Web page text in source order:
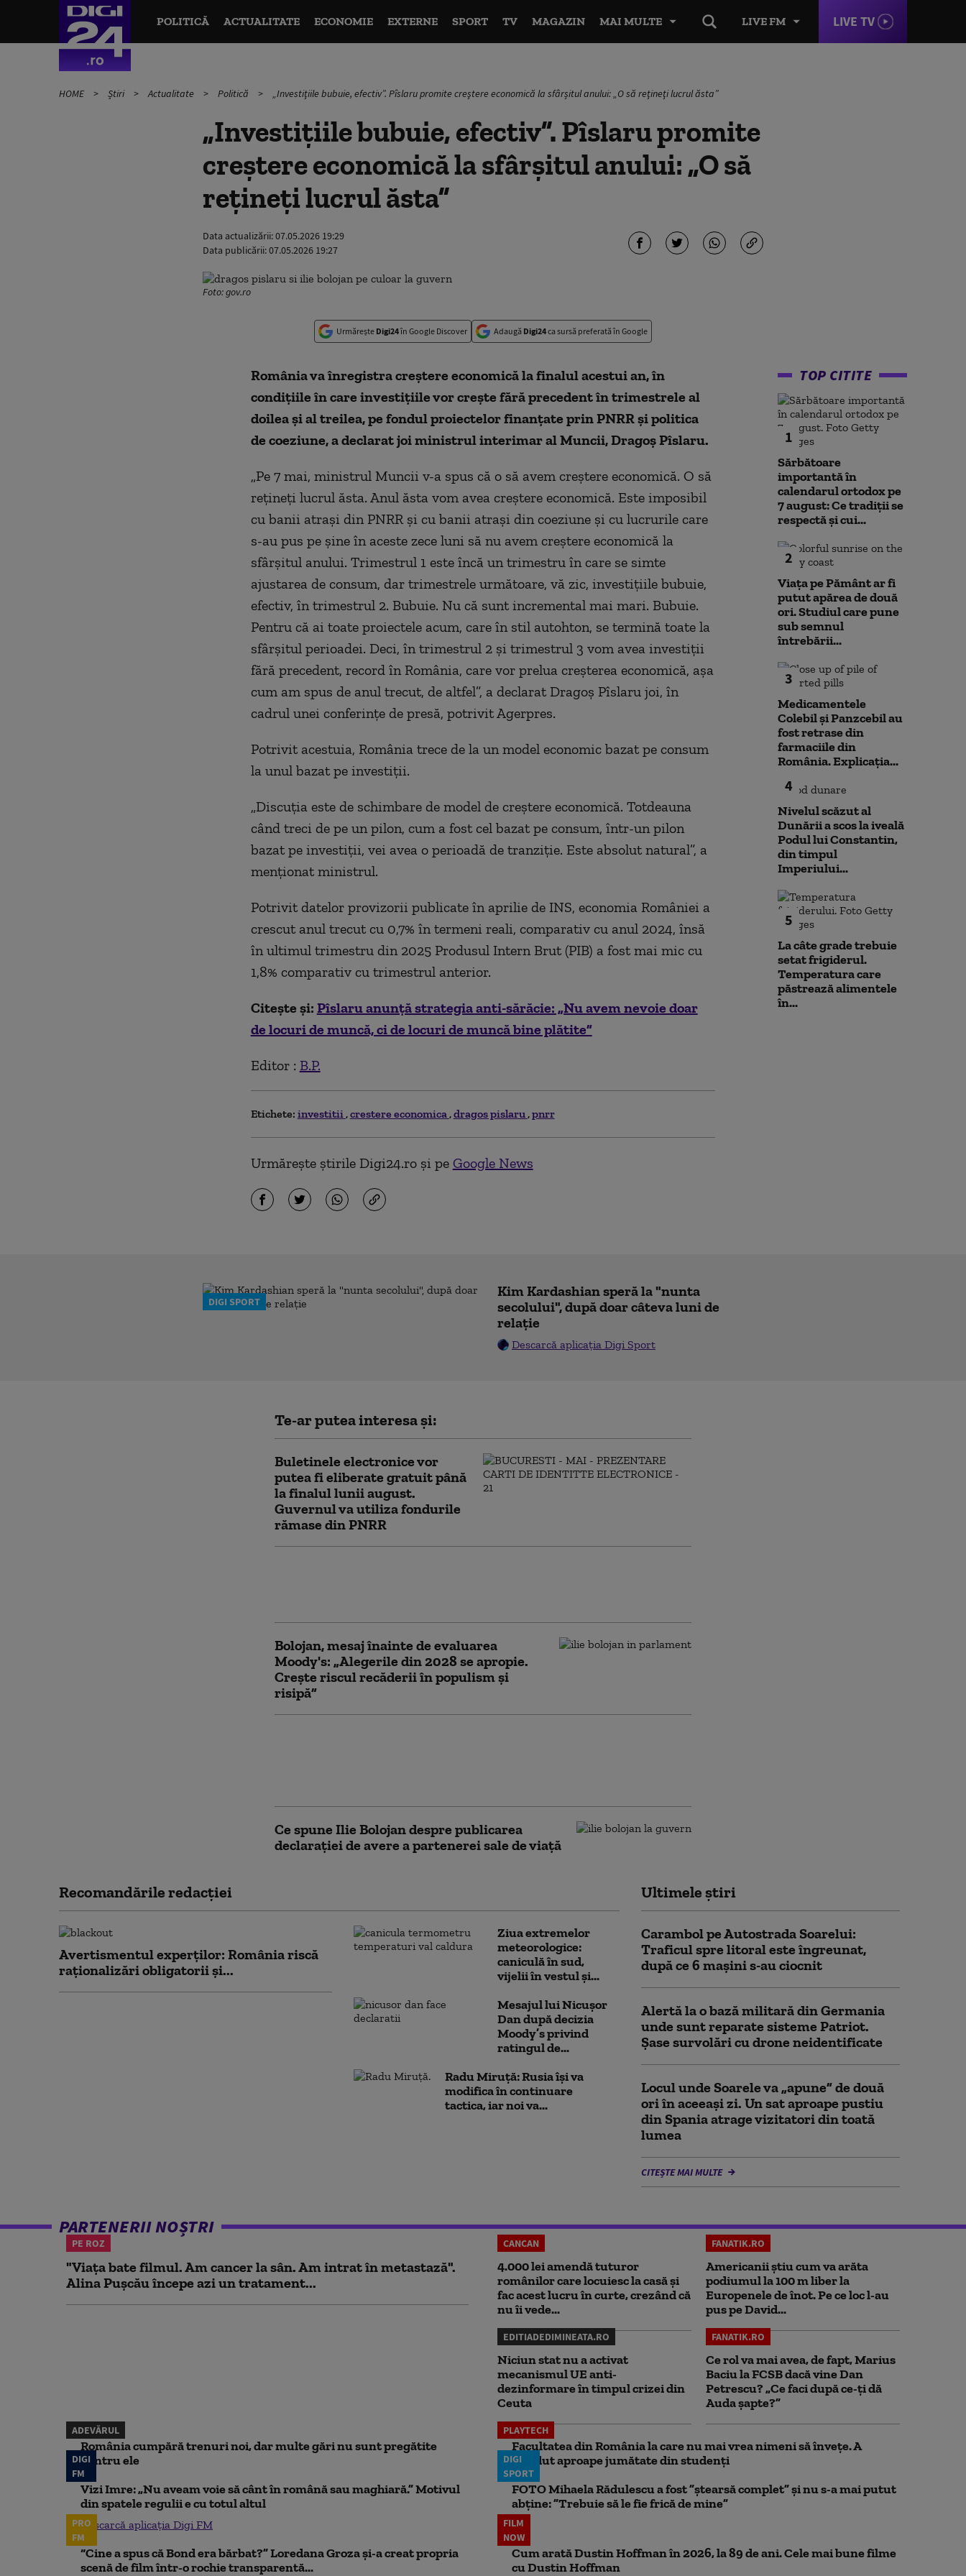
LIVE FM LIVE TV
POLITICĂ ACTUALITATE ECONOMIE EXTERNE SPORT TV MAGAZIN MAI MULTE
HOME Știri Actualitate Politică „Investiţiile bubuie, efectiv”. Pîslaru promite creştere economică la sfârșitul anului: „O să reţineţi lucrul ăsta”
„Investiţiile bubuie, efectiv”. Pîslaru promite
creştere economică la sfârșitul anului: „O să
reţineţi lucrul ăsta”
Data actualizării:07.05.2026 19:29
Data publicării:07.05.2026 19:27
Foto: gov.ro
Urmărește Digi24în Google Discover Adaugă Digi24ca sursă preferată în Google
România va înregistra creştere economică la finalul acestui an, în
condiţiile în care investiţiile vor creşte fără precedent în trimestrele al
doilea şi al treilea, pe fondul proiectelor finanţate prin PNRR şi politica
de coeziune, a declarat joi ministrul interimar al Muncii, Dragoş Pîslaru.
„Pe 7 mai, ministrul Muncii v-a spus că o să avem creştere economică. O să
reţineţi lucrul ăsta. Anul ăsta vom avea creştere economică. Este imposibil
cu banii atraşi din PNRR şi cu banii atraşi din coeziune şi cu lucrurile care
s-au pus pe şine în aceste zece luni să nu avem creştere economică la
sfârşitul anului. Trimestrul 1 este încă un trimestru în care se simte
ajustarea de consum, dar trimestrele următoare, vă zic, investiţiile bubuie,
efectiv, în trimestrul 2. Bubuie. Nu că sunt incremental mai mari. Bubuie.
Pentru că ai toate proiectele acum, care în stil autohton, se termină toate la
sfârşitul perioadei. Deci, în trimestrul 2 şi trimestrul 3 vom avea investiţii
fără precedent, record în România, care vor prelua creşterea economică, aşa
cum am spus de anul trecut, de altfel”, a declarat Dragoş Pîslaru joi, în
cadrul unei conferinţe de presă, potrivit Agerpres.
Potrivit acestuia, România trece de la un model economic bazat pe consum
la unul bazat pe investiţii.
„Discuţia este de schimbare de model de creştere economică. Totdeauna
când treci de pe un pilon, cum a fost cel bazat pe consum, într-un pilon
bazat pe investiţii, vei avea o perioadă de tranziţie. Este absolut natural”, a
menţionat ministrul.
Potrivit datelor provizorii publicate în aprilie de INS, economia României a
crescut anul trecut cu 0,7% în termeni reali, comparativ cu anul 2024, însă
în ultimul trimestru din 2025 Produsul Intern Brut (PIB) a fost mai mic cu
1,8% comparativ cu trimestrul anterior.
Citește și: Pîslaru anunţă strategia anti-sărăcie: „Nu avem nevoie doar
de locuri de muncă, ci de locuri de muncă bine plătite”
Editor : B.P.
Etichete: investitii crestere economica dragos pislaru pnrr
Urmărește știrile Digi24.ro și pe Google News
TOP CITITE
1
Sărbătoare
importantă în
calendarul ortodox pe
7 august: Ce tradiții se
respectă și cui...
2
Viața pe Pământ ar fi
putut apărea de două
ori. Studiul care pune
sub semnul
întrebării...
3
Medicamentele
Colebil și Panzcebil au
fost retrase din
farmaciile din
România. Explicația...
4
Nivelul scăzut al
Dunării a scos la iveală
Podul lui Constantin,
din timpul
Imperiului...
5
La câte grade trebuie
setat frigiderul.
Temperatura care
păstrează alimentele
în...
DIGI SPORT
Kim Kardashian speră la "nunta
secolului", după doar câteva luni de
relație
Descarcă aplicația Digi Sport
Te-ar putea interesa și:
Buletinele electronice vor
putea fi eliberate gratuit până
la finalul lunii august.
Guvernul va utiliza fondurile
rămase din PNRR
Bolojan, mesaj înainte de evaluarea
Moody's: „Alegerile din 2028 se apropie.
Crește riscul recăderii în populism și
risipă”
Ce spune Ilie Bolojan despre publicarea
declarației de avere a partenerei sale de viață
Recomandările redacţiei
Avertismentul experților: România riscă
raționalizări obligatorii și...
Ziua extremelor
meteorologice:
caniculă în sud,
vijelii în vestul și...
Mesajul lui Nicușor
Dan după decizia
Moody’s privind
ratingul de...
Radu Miruță: Rusia își va
modifica în continuare
tactica, iar noi va...
Ultimele știri
Carambol pe Autostrada Soarelui:
Traficul spre litoral este îngreunat,
după ce 6 mașini s-au ciocnit
Alertă la o bază militară din Germania
unde sunt reparate sisteme Patriot.
Șase survolări cu drone neidentificate
Locul unde Soarele va „apune” de două
ori în aceeași zi. Un sat aproape pustiu
din Spania atrage vizitatori din toată
lumea
CITEȘTE MAI MULTE
PARTENERII NOȘTRI
PE ROZ
"Viața bate filmul. Am cancer la sân. Am intrat în metastază".
Alina Pușcău începe azi un tratament...
CANCAN
4.000 lei amendă tuturor
românilor care locuiesc la casă și
fac acest lucru în curte, crezând că
nu îi vede...
FANATIK.RO
Americanii știu cum va arăta
podiumul la 100 m liber la
Europenele de înot. Pe ce loc l-au
pus pe David...
EDITIADEDIMINEATA.RO
Niciun stat nu a activat
mecanismul UE anti-
dezinformare în timpul crizei din
Ceuta
FANATIK.RO
Ce rol va mai avea, de fapt, Marius
Baciu la FCSB dacă vine Dan
Petrescu? „Ce faci după ce-ți dă
Auda șapte?”
ADEVĂRUL
România cumpără trenuri noi, dar multe gări nu sunt pregătite
pentru ele
PLAYTECH
Facultatea din România la care nu mai vrea nimeni să înveţe. A
pierdut aproape jumătate din studenţi
DIGI
FM
Vizi Imre: „Nu aveam voie să cânt în română sau maghiară.” Motivul
din spatele regulii e cu totul altul
Descarcă aplicația Digi FM
DIGI
SPORT
FOTO Mihaela Rădulescu a fost ”ștearsă complet” și nu s-a mai putut
abține: ”Trebuie să le fie frică de mine”
PRO
FM
“Cine a spus că Bond era bărbat?” Loredana Groza și-a creat propria
scenă de film într-o rochie transparentă...
FILM
NOW
Cum arată Dustin Hoffman în 2026, la 89 de ani. Cele mai bune filme
cu Dustin Hoffman